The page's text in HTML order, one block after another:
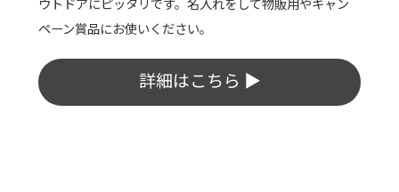
ブラー。外側が熱くならず、結露もしにくいため使い勝
手は抜群です。
詳細はこちら ▶